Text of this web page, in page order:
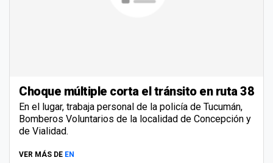
Choque múltiple corta el tránsito en ruta 38
En el lugar, trabaja personal de la policía de Tucumán,
Bomberos Voluntarios de la localidad de Concepción y
de Vialidad.
VER MÁS DE EN